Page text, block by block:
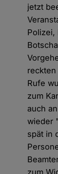
jetzt
Polizei,
Rufe
zum
auch
wieder
spät in